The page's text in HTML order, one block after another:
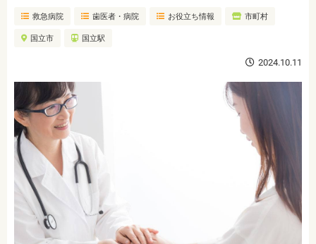
美容・健康
おでかけ
生活
救急病院 歯医者・病院 お役立ち情報 市町村
国立市 国立駅
2024.10.11